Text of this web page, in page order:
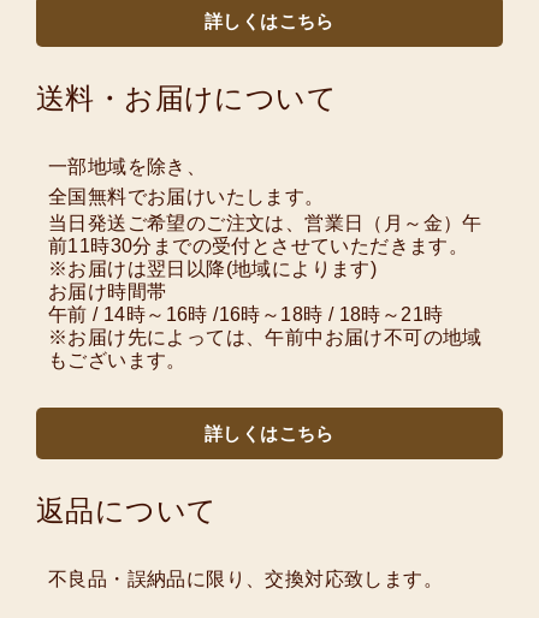
詳しくはこちら
送料・お届けについて
一部地域を除き、
全国無料でお届けいたします。
当日発送ご希望のご注文は、営業日（月～金）午
前11時30分までの受付とさせていただきます。
※お届けは翌日以降(地域によります)
お届け時間帯
午前 / 14時～16時 /16時～18時 / 18時～21時
※お届け先によっては、午前中お届け不可の地域
もございます。
詳しくはこちら
返品について
不良品・誤納品に限り、交換対応致します。